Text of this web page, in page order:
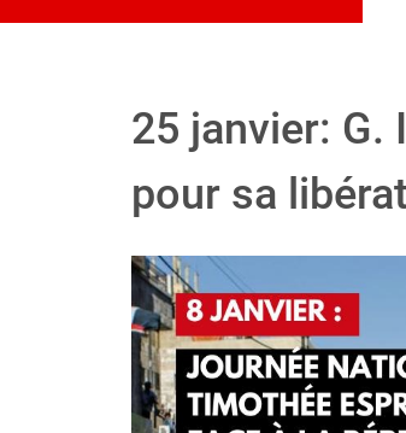
25 janvier: G.
pour sa